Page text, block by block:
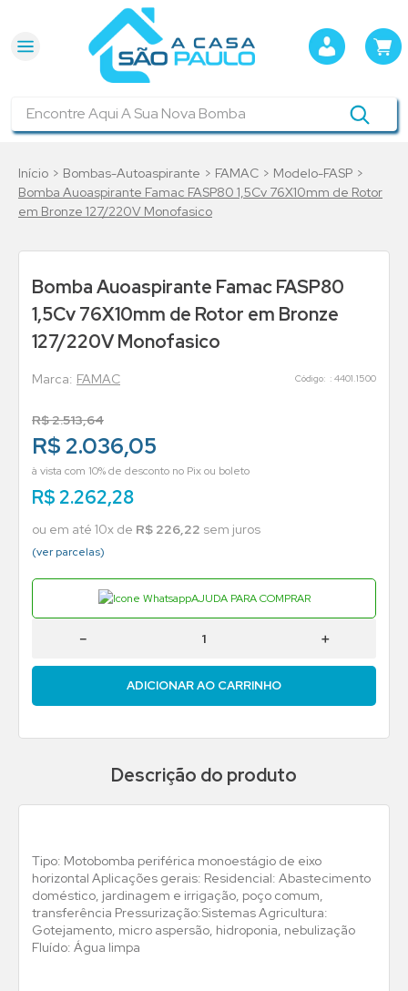
Bombas-Autoaspirante FAMAC
Modelo-FASP
Bomba Auoaspirante Famac FASP80 1,5Cv 76X10mm de Rotor
em Bronze 127/220V Monofasico
Bomba Auoaspirante Famac FASP80
1,5Cv 76X10mm de Rotor em Bronze
127/220V Monofasico
FAMAC : 4401.1500
R$2.513,64
R$ 2.036,05
à vista com 10% de desconto no Pix ou boleto
R$2.262,28
ou em até 10x de R$ 226,22 sem juros
(ver parcelas)
AJUDA PARA COMPRAR
＋
－
ADICIONAR AO CARRINHO
Descrição do produto
Tipo: Motobomba periférica monoestágio de eixo
horizontal Aplicações gerais: Residencial: Abastecimento
doméstico, jardinagem e irrigação, poço comum,
transferência Pressurização:Sistemas Agricultura:
Gotejamento, micro aspersão, hidroponia, nebulização
Fluído: Água limpa